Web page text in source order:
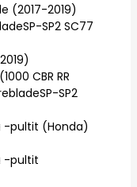
(2017-2019)
SP2 SC77
CBR RR
SP2
-pultit (Honda)
-pultit